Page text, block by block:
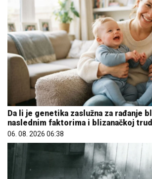
Da li je genetika zaslužna za rađanje
naslednim faktorima i blizanačkoj
06. 08. 2026 06:38